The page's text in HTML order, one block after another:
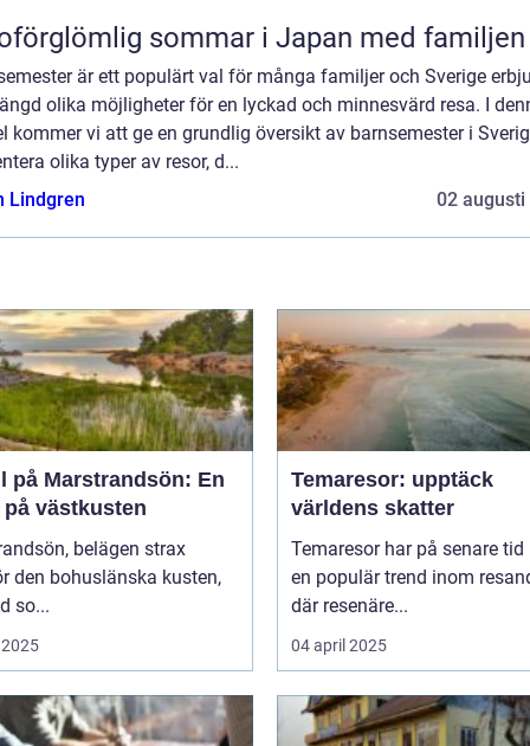
sommar i Japan med familjen
är ett populärt val för många familjer och Sverige
olika möjligheter för en lyckad och minnesvärd resa. I
kommer vi att ge en grundlig översikt av barnsemester i
olika typer av resor, d...
Lindgren
02 augusti
på Marstrandsön: En
västkusten
belägen strax
den bohuslänska kusten,
so...
Temaresor: upptäck
världens skatter
Temaresor har på senare
en populär trend inom
där resenäre...
04 april 2025